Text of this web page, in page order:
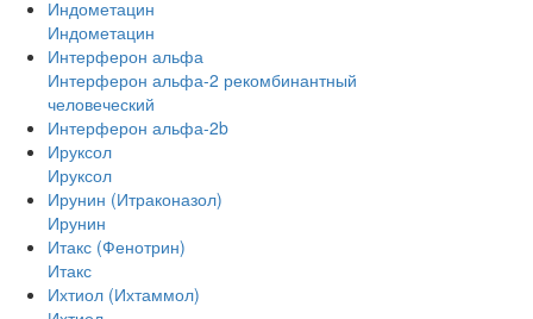
Индометацин
Индометацин
Интерферон альфа
Интерферон альфа-2 рекомбинантный
человеческий
Интерферон альфа-2b
Ируксол
Ируксол
Ирунин (Итраконазол)
Ирунин
Итакс (Фенотрин)
Итакс
Ихтиол (Ихтаммол)